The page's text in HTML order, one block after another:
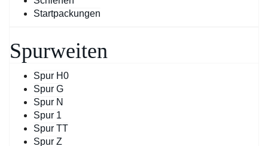
Startpackungen
Spurweiten
Spur H0
Spur G
Spur N
Spur 1
Spur TT
Spur Z